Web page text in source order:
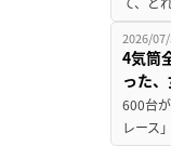
2026/
4気筒
った
600台
レース